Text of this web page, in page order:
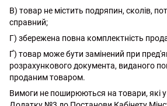
В) товар не містить подряпин, сколів,
справний;
Г) збережена повна комплектність
Ґ) товар може бути замінений при
розрахункового документа, виданого
проданим товаром.
Вимоги не поширюються на товари, які у